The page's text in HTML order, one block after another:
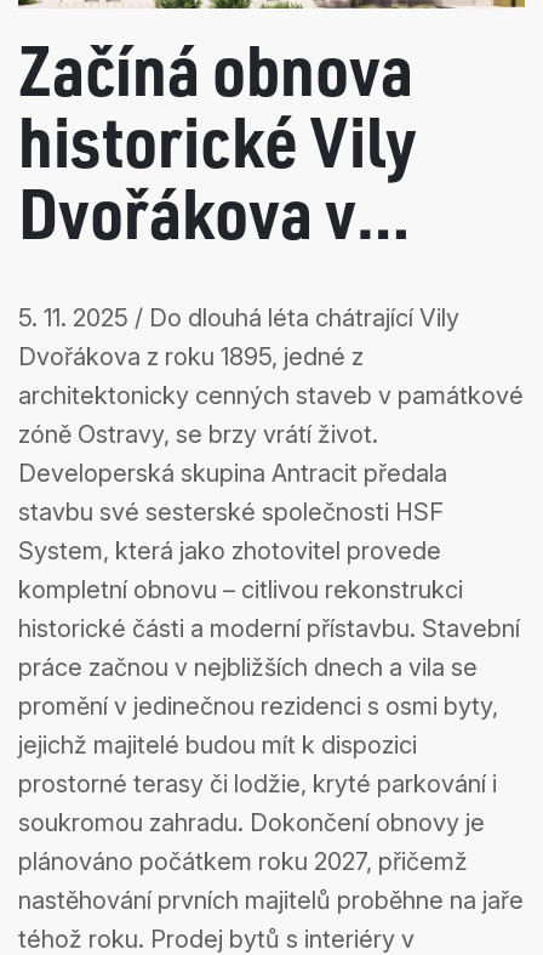
Začíná obnova
historické Vily
Dvořákova v
centru Ostravy
5. 11. 2025 / Do dlouhá léta chátrající Vily
Dvořákova z roku 1895, jedné z
architektonicky cenných staveb v památkové
zóně Ostravy, se brzy vrátí život.
Developerská skupina Antracit předala
stavbu své sesterské společnosti HSF
System, která jako zhotovitel provede
kompletní obnovu – citlivou rekonstrukci
historické části a moderní přístavbu. Stavební
práce začnou v nejbližších dnech a vila se
promění v jedinečnou rezidenci s osmi byty,
jejichž majitelé budou mít k dispozici
prostorné terasy či lodžie, kryté parkování i
soukromou zahradu. Dokončení obnovy je
plánováno počátkem roku 2027, přičemž
nastěhování prvních majitelů proběhne na jaře
téhož roku. Prodej bytů s interiéry v